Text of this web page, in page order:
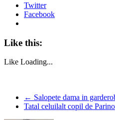
Twitter
Facebook
Like this:
Like Loading...
← Salopete dama in
Tatal celuilalt copil de